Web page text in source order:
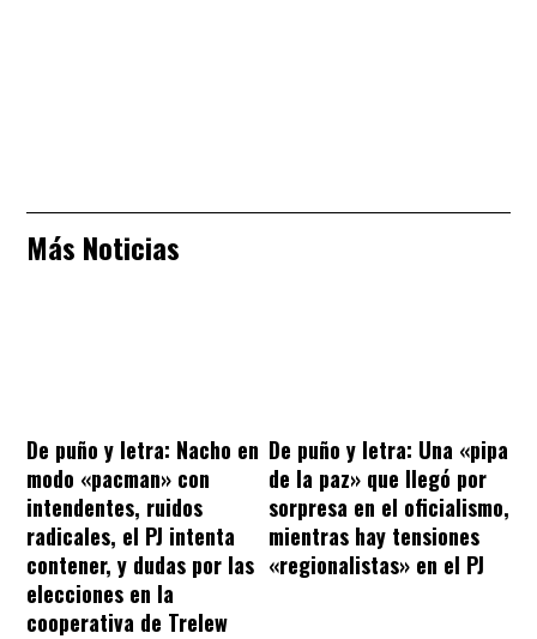
Más Noticias
De puño y letra: Nacho en
modo «pacman» con
intendentes, ruidos
radicales, el PJ intenta
contener, y dudas por las
elecciones en la
cooperativa de Trelew
De puño y letra: Una «pipa
de la paz» que llegó por
sorpresa en el oficialismo,
mientras hay tensiones
«regionalistas» en el PJ